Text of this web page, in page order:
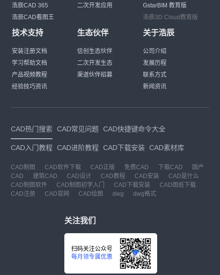
浩辰CAD 365
浩辰CAD看图王
二次开发应用
GstarBIM 教育版
浩辰3D Cloud教育版
技术支持
安装注册文档
学习帮助文档
产品视频教程
经验技巧资讯
生态伙伴
信创生态伙伴
二次开发生态
渠道伙伴招募
关于浩辰
公司介绍
发展历程
联系方式
新闻资讯
CAD热门搜索 CAD常见问题 CAD快捷键命令大全
CAD入门教程 CAD进阶教程 CAD下载安装 CAD素材库
CAD制图 CAD软件下载 CAD正版 免费CAD 下载CAD
国产
CAD
建筑CAD CAD设计 CAD教程 CAD安装
CAD是什么
CAD制图软件
CAD制图初学入门 CAD下载安装
CAD图纸下载
CAD注册
CAD官网 CAD绘图 dwg dwg格式
关注我们
扫码关注公众号
每月领专属优惠